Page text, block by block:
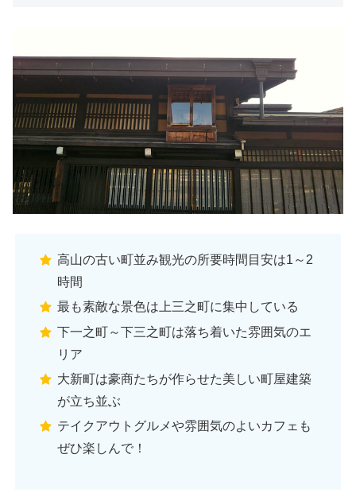
高山の古い町並み観光の所要時間目安は1～2
時間
最も素敵な景色は上三之町に集中している
下一之町～下三之町は落ち着いた雰囲気のエ
リア
大新町は豪商たちが作らせた美しい町屋建築
が立ち並ぶ
テイクアウトグルメや雰囲気のよいカフェも
ぜひ楽しんで！